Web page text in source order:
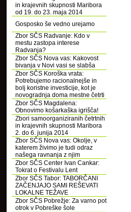
in krajevnih skupnosti Maribora
od 19. do 23. maja 2014
Gosposko še vedno urejamo
Zbor SČS Radvanje: Kdo v
mestu zastopa interese
Radvanja?
Zbor SČS Nova vas: Kakovost
bivanja v Novi vasi se slabša
Zbor SČS Koroška vrata:
Potrebujemo racionalnejše in
bolj koristne investicije, kot je
novogradnja doma mestne četrti
Zbor SČS Magdalena:
Obnovimo košarkaška igrišča!
Zbori samoorganiziranih četrtnih
in krajevnih skupnosti Maribora
2. do 6. junija 2014
Zbor SČS Nova vas: Okolje, v
katerem živimo je tudi odraz
našega ravnanja z njim
Zbor SČS Center Ivan Cankar:
Tokrat o Festivalu Lent
Zbor SČS Tabor: TABORČANI
ZAČENJAJO SAMI REŠEVATI
LOKALNE TEŽAVE
Zbor SČS Pobrežje: Za varno pot
otrok v Pobreške šole